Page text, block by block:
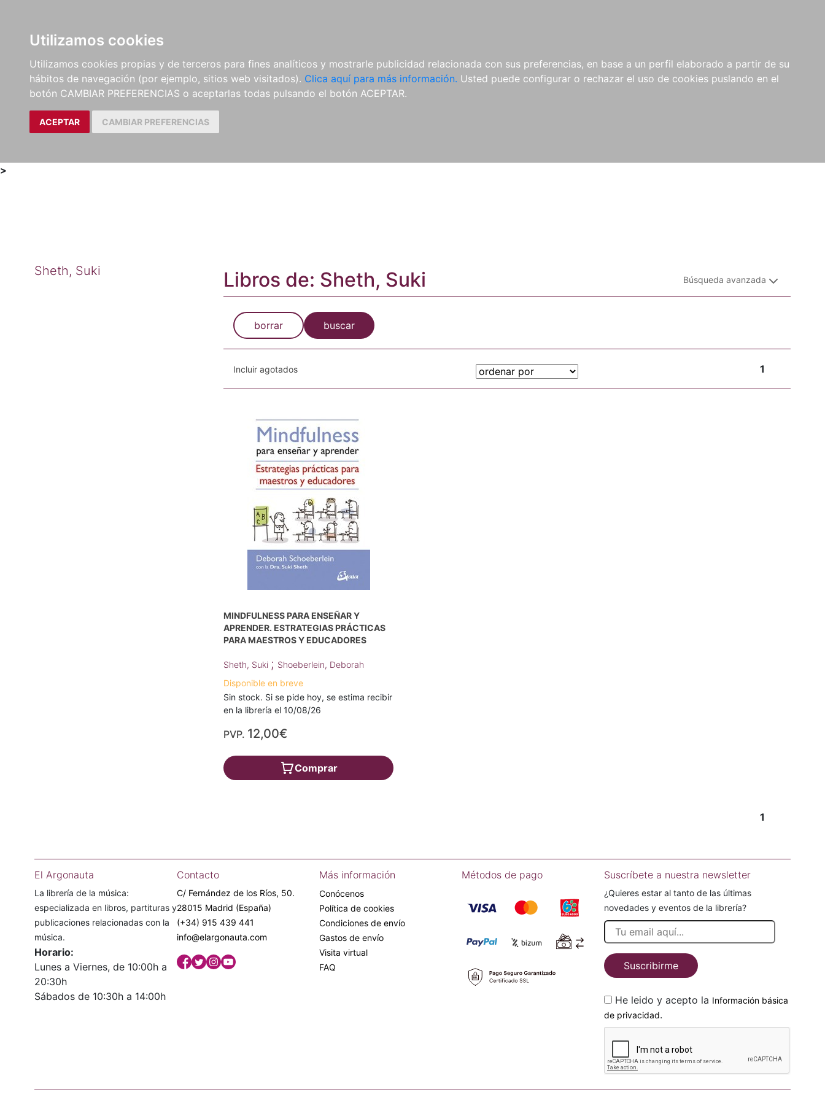
Utilizamos cookies
Utilizamos cookies propias y de terceros para fines analíticos y mostrarle publicidad relacionada con sus preferencias, en base a un perfil elaborado a partir de su
hábitos de navegación (por ejemplo, sitios web visitados). Clica aquí para más información. Usted puede configurar o rechazar el uso de cookies puslando en el
botón CAMBIAR PREFERENCIAS o aceptarlas todas pulsando el botón ACEPTAR.
ACEPTAR CAMBIAR PREFERENCIAS
LIBROS
MÉTODOS Y
EJERCICIOS
PARTITURAS Y EDICIONES
CRÍTICAS
REVISTAS
CDS Y
DVDS
MATERIAL
COMPLEMENTARIO
NOVEDADES NOTICIAS
COMPRAS
INSTITUCIONALES
>
Sheth, Suki Libros de: Sheth, Suki Búsqueda avanzada
borrar buscar
Incluir agotados 1
MINDFULNESS PARA ENSEÑAR Y
APRENDER. ESTRATEGIAS PRÁCTICAS
PARA MAESTROS Y EDUCADORES
Sheth, Suki ; Shoeberlein, Deborah
Disponible en breve
Sin stock. Si se pide hoy, se estima recibir
en la librería el 10/08/26
PVP. 12,00€
Comprar
1
El Argonauta
La librería de la música:
especializada en libros, partituras y
publicaciones relacionadas con la
música.
Horario:
Lunes a Viernes, de 10:00h a
20:30h
Sábados de 10:30h a 14:00h
Contacto
C/ Fernández de los Ríos, 50.
28015 Madrid (España)
(+34) 915 439 441
info@elargonauta.com
Más información
Conócenos
Política de cookies
Condiciones de envío
Gastos de envío
Visita virtual
FAQ
Métodos de pago Suscríbete a nuestra newsletter
¿Quieres estar al tanto de las últimas
novedades y eventos de la librería?
Suscribirme
He leido y acepto la Información básica
de privacidad.